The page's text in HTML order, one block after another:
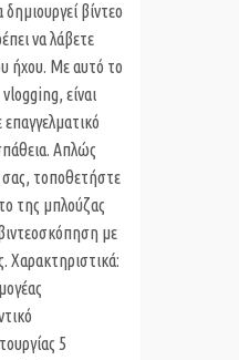
βίντεο
να λάβετε
ήχου. Με αυτό το
είναι
Απλώς
τοποθετήστε
της μπλούζας
με
Χαρακτηριστικά:
5